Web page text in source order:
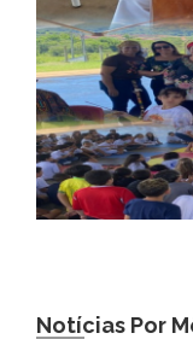
Notícias Por